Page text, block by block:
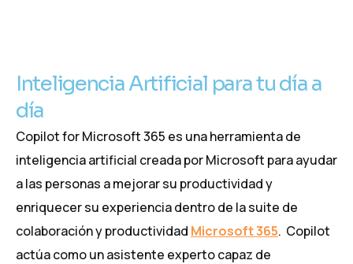
Inteligencia Artificial para tu día a
día
Copilot for Microsoft 365 es una herramienta de
inteligencia artificial creada por Microsoft para ayudar
a las personas a mejorar su productividad y
enriquecer su experiencia dentro de la suite de
colaboración y productividad Microsoft 365. Copilot
actúa como un asistente experto capaz de